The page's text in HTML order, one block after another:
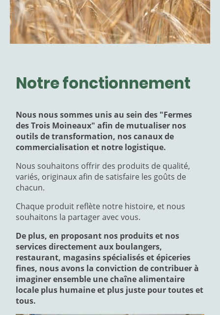
Notre fonctionnement
Nous nous sommes unis au sein des "Fermes
des Trois Moineaux" afin de mutualiser nos
outils de transformation, nos canaux de
commercialisation et notre logistique.
Nous souhaitons offrir des produits de qualité,
variés, originaux afin de satisfaire les goûts de
chacun.
Chaque produit reflète notre histoire, et nous
souhaitons la partager avec vous.
De plus, en proposant nos produits et nos
services directement aux boulangers,
restaurant, magasins spécialisés et épiceries
fines, nous avons la conviction de contribuer à
imaginer ensemble une chaîne alimentaire
locale plus humaine et plus juste pour toutes et
tous.